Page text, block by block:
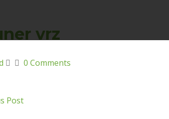
vrz
0 Comments
Post